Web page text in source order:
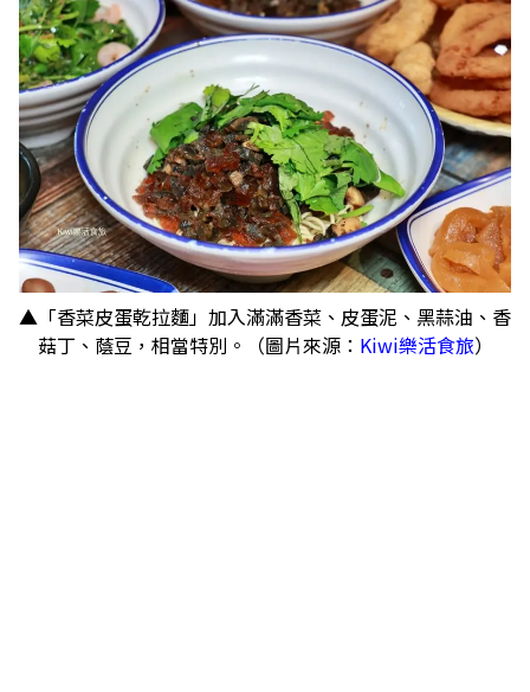
▲「香菜皮蛋乾拉麵」加入滿滿香菜、皮蛋泥、黑蒜油、香
菇丁、蔭豆，相當特別。（圖片來源： Kiwi樂活食旅）